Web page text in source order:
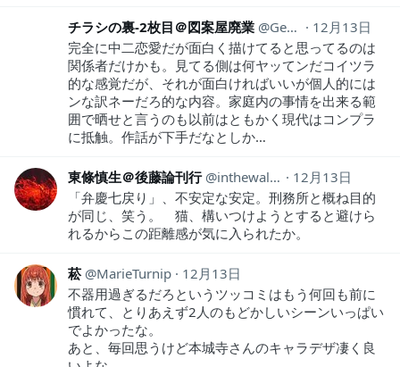
チラシの裏-2枚目＠図案屋廃業 Geso_de_Nyoro
12月13日
完全に中二恋愛だが面白く描けてると思ってるのは
関係者だけかも。見てる側は何ヤッてンだコイツラ
的な感覚だが、それが面白ければいいが個人的には
ンな訳ネーだろ的な内容。家庭内の事情を出来る範
囲で晒せと言うのも以前はともかく現代はコンプラ
に抵触。作話が下手だなとしか…
東條慎生＠後藤論刊行 inthewall81
12月13日
「弁慶七戻り」、不安定な安定。刑務所と概ね目的
が同じ、笑う。 猫、構いつけようとすると避けら
れるからこの距離感が気に入られたか。
菘 MarieTurnip
12月13日
不器用過ぎるだろというツッコミはもう何回も前に
慣れて、とりあえず2人のもどかしいシーンいっぱい
でよかったな。
あと、毎回思うけど本城寺さんのキャラデザ凄く良